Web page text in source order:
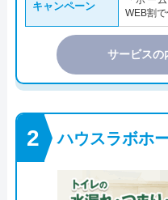
キャンペーン
WEB割
サービスの
ハウスラボホ